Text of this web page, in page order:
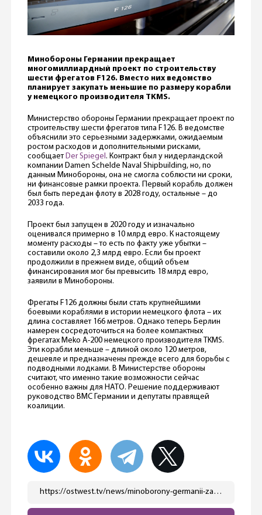
Минобороны Германии прекращает
многомиллиардный проект по строительству
шести фрегатов F126. Вместо них ведомство
планирует закупать меньшие по размеру корабли
у немецкого производителя TKMS.
Министерство обороны Германии прекращает проект по
строительству шести фрегатов типа F126. В ведомстве
объяснили это серьезными задержками, ожидаемым
ростом расходов и дополнительными рисками,
сообщает Der Spiegel . Контракт был у нидерландской
компании Damen Schelde Naval Shipbuilding, но, по
данным Минобороны, она не смогла соблюсти ни сроки,
ни финансовые рамки проекта. Первый корабль должен
был быть передан флоту в 2028 году, остальные – до
2033 года.
Проект был запущен в 2020 году и изначально
оценивался примерно в 10 млрд евро. К настоящему
моменту расходы – то есть по факту уже убытки –
составили около 2,3 млрд евро. Если бы проект
продолжили в прежнем виде, общий объем
финансирования мог бы превысить 18 млрд евро,
заявили в Минобороны.
Фрегаты F126 должны были стать крупнейшими
боевыми кораблями в истории немецкого флота – их
длина составляет 166 метров. Однако теперь Берлин
намерен сосредоточиться на более компактных
фрегатах Meko A-200 немецкого производителя TKMS.
Эти корабли меньше – длиной около 120 метров,
дешевле и предназначены прежде всего для борьбы с
подводными лодками. В Министерстве обороны
считают, что именно такие возможности сейчас
особенно важны для НАТО. Решение поддерживают
руководство ВМС Германии и депутаты правящей
коалиции.
https://ostwest.tv/news/minoborony-germanii-zakryvaet-krupnejshij-proekt-vooruzhenij-v-istorii-nemeckogo-flota/